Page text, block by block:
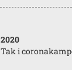
2020
Tak i